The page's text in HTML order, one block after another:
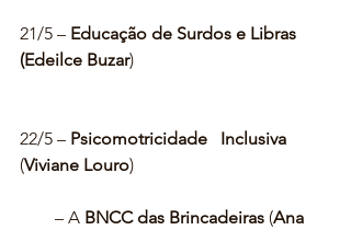
21/5 – Educação de Surdos e Libras
(Edeilce Buzar)
22/5 – Psicomotricidade   Inclusiva
(Viviane Louro)
        – A
BNCC das Brincadeiras (Ana